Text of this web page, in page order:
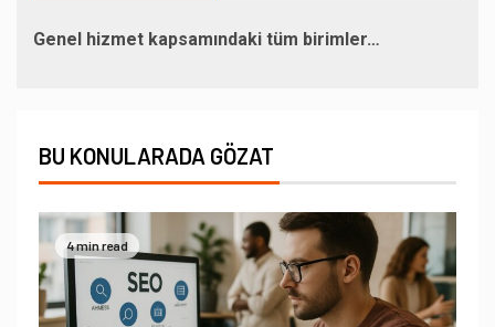
Genel hizmet kapsamındaki tüm birimler…
BU KONULARADA GÖZAT
4 min read